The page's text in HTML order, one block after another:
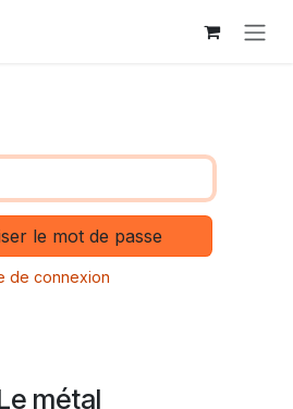
le mot de passe
de connexion
métal